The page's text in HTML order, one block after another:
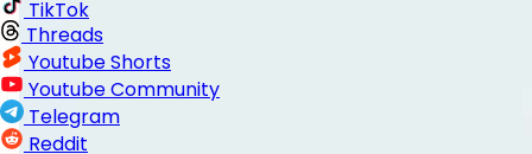
TikTok
Threads
Youtube Shorts
Youtube Community
Telegram
Reddit